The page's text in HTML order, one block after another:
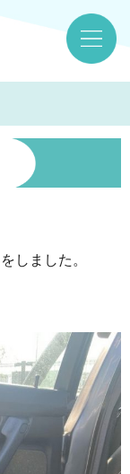
しました。